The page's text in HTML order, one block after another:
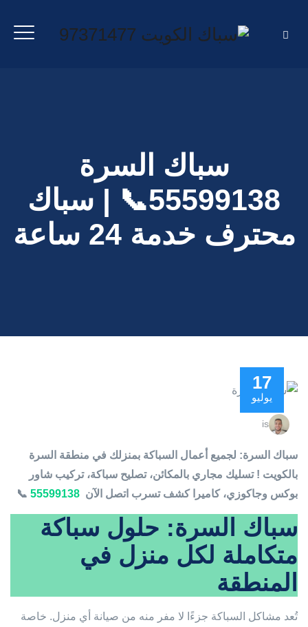
سباك السرة
55599138📞 | سباك
محترف خدمة 24 ساعة
17
يوليو
is
سباك السرة: لجميع أعمال السباكة بمنزلك في منطقة السرة
بالكويت ! تسليك مجاري بالمكائن، تصليح سباكة، تركيب شاور
بوكس وجاكوزي، كاميرا كشف تسرب اتصل الآن 55599138
📞
سباك السرة: حلول سباكة
متكاملة لكل منزل في
المنطقة
تُعد مشاكل السباكة جزءًا لا مفر منه من صيانة أي منزل. خاصة